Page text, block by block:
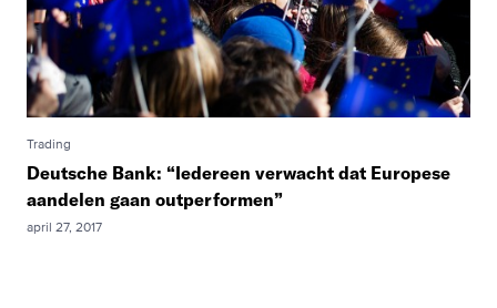
Trading
Deutsche Bank: “Iedereen verwacht dat Europese
aandelen gaan outperformen”
april 27, 2017